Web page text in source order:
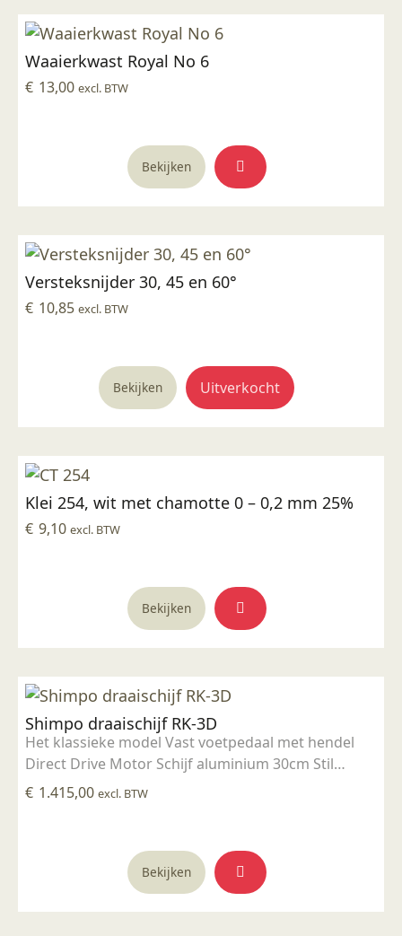
gebruik. Tijdens gebruik niet eten, drinken of
roken.
variaties.
Deze
optie
de
productpagina
Waaierkwast Royal No 6
€ 13,00 excl. BTW
Bekijken
Versteksnijder 30, 45 en 60°
€ 10,85 excl. BTW
Bekijken Uitverkocht
Klei 254, wit met chamotte 0 – 0,2 mm 25%
€ 9,10 excl. BTW
Bekijken
Shimpo draaischijf RK-3D
Het klassieke model Vast voetpedaal met hendel
Direct Drive Motor Schijf aluminium 30cm Stil
(30dB) 400 Watt vermogen 40 kg draaigewicht Op
€ 1.415,00 excl. BTW
Bekijken